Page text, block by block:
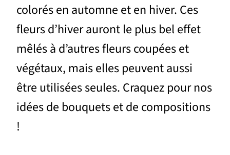
colorés en automne et en hiver. Ces
fleurs d’hiver auront le plus bel effet
mêlés à d’autres fleurs coupées et
végétaux, mais elles peuvent aussi
être utilisées seules. Craquez pour nos
idées de bouquets et de compositions
!